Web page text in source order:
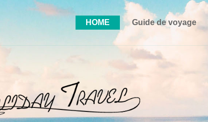
HOME Guide de voyage